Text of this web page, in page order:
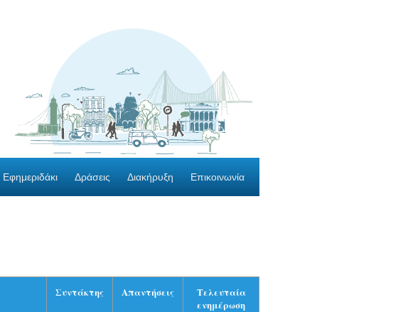
Εφημεριδάκι Δράσεις Διακήρυξη Επικοινωνία
Συντάκτης Απαντήσεις
Τελευταία
ενημέρωση